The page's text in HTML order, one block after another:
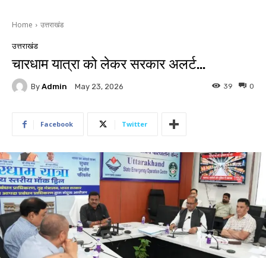
Home उत्तराखंड
उत्तराखंड
चारधाम यात्रा को लेकर सरकार अलर्ट…
By Admin May 23, 2026 0
39
Facebook Twitter